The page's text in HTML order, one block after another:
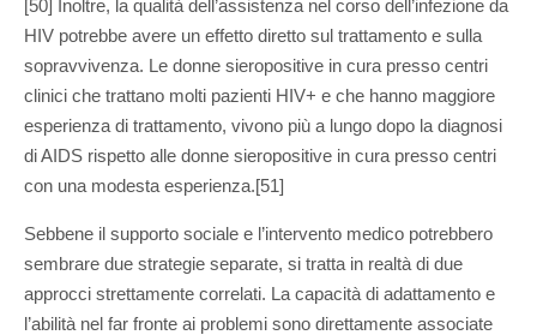
[50] Inoltre, la qualità dell’assistenza nel corso dell’infezione da
HIV potrebbe avere un effetto diretto sul trattamento e sulla
sopravvivenza. Le donne sieropositive in cura presso centri
clinici che trattano molti pazienti HIV+ e che hanno maggiore
esperienza di trattamento, vivono più a lungo dopo la diagnosi
di AIDS rispetto alle donne sieropositive in cura presso centri
con una modesta esperienza.[51]
Sebbene il supporto sociale e l’intervento medico potrebbero
sembrare due strategie separate, si tratta in realtà di due
approcci strettamente correlati. La capacità di adattamento e
l’abilità nel far fronte ai problemi sono direttamente associate